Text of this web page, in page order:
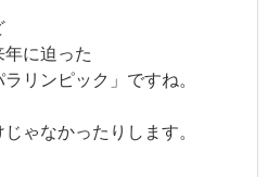
に迫った
リンピック」ですね。
ゃなかったりします。